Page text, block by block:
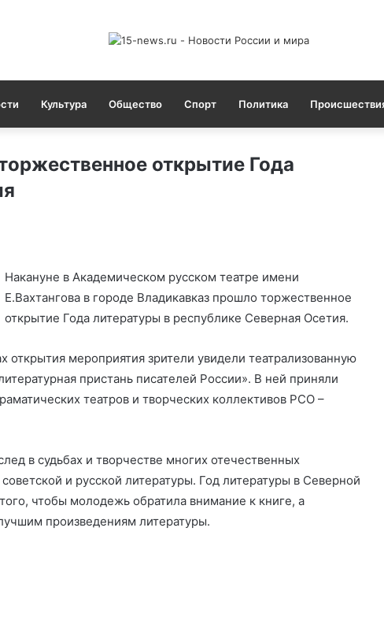
Культура Общество Спорт Политика
открытие Года
Накануне в Академическом русском театре имени
Е.Вахтангова в городе Владикавказ прошло торжественное
открытие Года литературы в республике Северная Осетия.
мероприятия зрители увидели театрализованную
пристань писателей России». В ней приняли
театров и творческих коллективов РСО –
в судьбах и творчестве многих отечественных
и русской литературы. Год литературы в Северной
чтобы молодежь обратила внимание к книге, а
произведениям литературы.